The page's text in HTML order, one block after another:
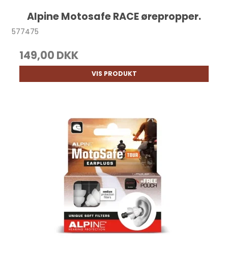
Alpine Motosafe RACE ørepropper.
577475
149,00 DKK
VIS PRODUKT